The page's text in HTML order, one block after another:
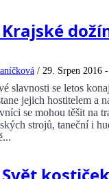
/ 29. Srpen 2016
slavnosti se letos
jejich hostitelem a
se mohou těšit na
strojů, taneční i